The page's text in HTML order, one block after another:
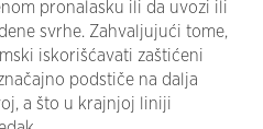
pronalasku ili da uvozi ili
svrhe. Zahvaljujući tome,
iskorišćavati zaštićeni
podstiče na dalja
a što u krajnjoj liniji